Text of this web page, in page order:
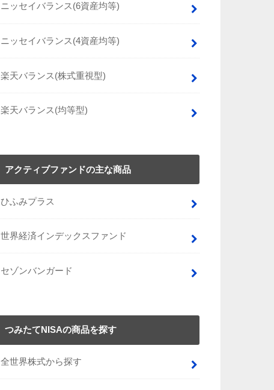
ニッセイバランス(6資産均等)
ニッセイバランス(4資産均等)
楽天バランス(株式重視型)
楽天バランス(均等型)
アクティブファンドの主な商品
ひふみプラス
世界経済インデックスファンド
セゾンバンガード
つみたてNISAの商品を探す
全世界株式から探す